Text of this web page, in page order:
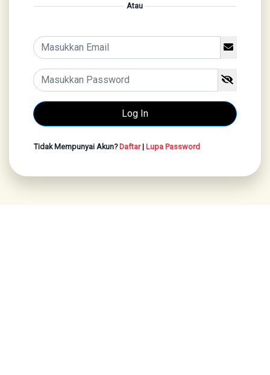
Atau
Tidak Mempunyai Akun?Daftar| Lupa Password